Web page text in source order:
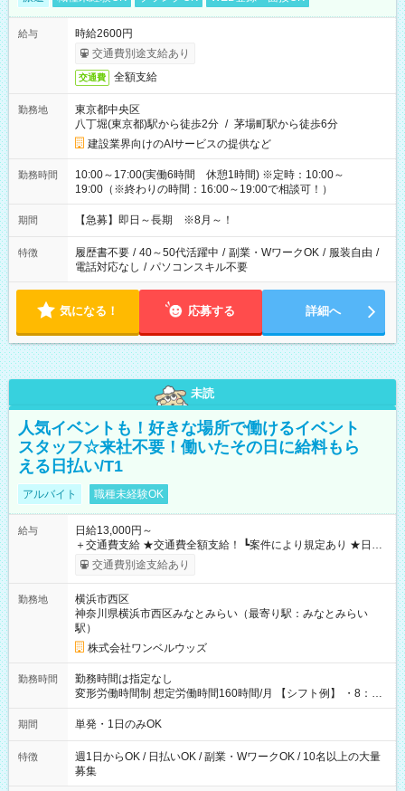
給与
時給2600円
交通費別途支給あり
交通費 全額支給
勤務地
東京都中央区
八丁堀(東京都)駅から徒歩2分 / 茅場町駅から徒歩6分
建設業界向けのAIサービスの提供など
勤務時間
10:00～17:00(実働6時間 休憩1時間) ※定時：10:00～
19:00（※終わりの時間：16:00～19:00で相談可！）
期間 【急募】即日～長期 ※8月～！
特徴 履歴書不要 / 40～50代活躍中 / 副業・WワークOK / 服装自由 /
電話対応なし / パソコンスキル不要
気になる！ 応募する 詳細へ
未読
人気イベントも！好きな場所で働けるイベント
スタッフ☆来社不要！働いたその日に給料もら
える日払い/T1
アルバイト 職種未経験OK
給与
日給13,000円～
＋交通費支給 ★交通費全額支給！ ┗案件により規定あり ★日払
いOK！（規定あり） ┗働いたその日に現金GET♪ お仕事後はコ
ンビニATMから 日払い分を引き落とせます！ 【試用期間】試
交通費別途支給あり
勤務地
横浜市西区
神奈川県横浜市西区みなとみらい（最寄り駅：みなとみらい
駅）
株式会社ワンベルウッズ
勤務時間
勤務時間は指定なし
変形労働時間制 想定労働時間160時間/月 【シフト例】 ・8：00
～21：00
期間 単発・1日のみOK
特徴
週1日からOK / 日払いOK / 副業・WワークOK / 10名以上の大量
募集